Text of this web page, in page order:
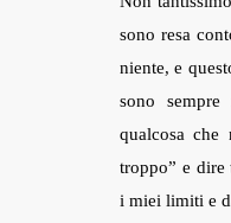
sono resa
niente, e
sono sempre
qualcosa che
troppo” e dire
i miei limiti e